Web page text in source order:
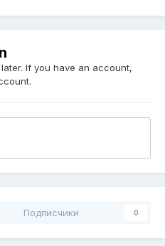
If you have an account,
Подписчики 0